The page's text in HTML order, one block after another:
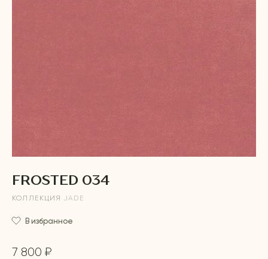
FROSTED 034
КОЛЛЕКЦИЯ JADE
В избранное
7 800 ₽